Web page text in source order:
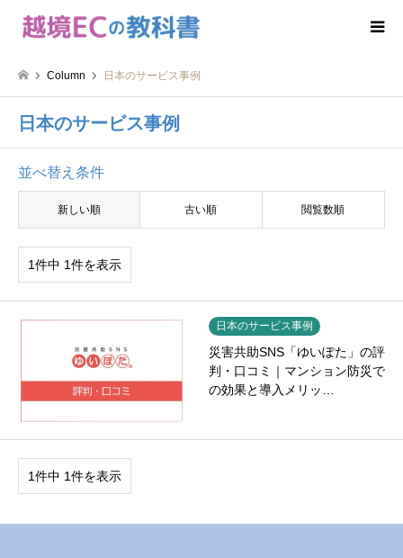
Column 日本のサービス事例
日本のサービス事例
並べ替え条件
新しい順 古い順 閲覧数順
1件中 1件を表示
日本のサービス事例
災害共助SNS「ゆいぽた」の評
判・口コミ｜マンション防災で
の効果と導入メリッ…
1件中 1件を表示